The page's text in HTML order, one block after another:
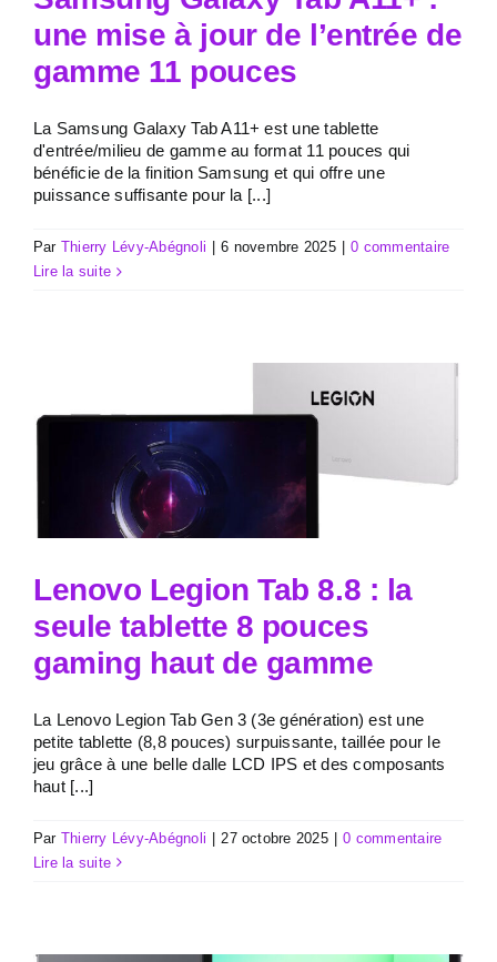
une mise à jour de l’entrée de
gamme 11 pouces
La Samsung Galaxy Tab A11+ est une tablette
d'entrée/milieu de gamme au format 11 pouces qui
bénéficie de la finition Samsung et qui offre une
puissance suffisante pour la [...]
Par Thierry Lévy-Abégnoli 6 novembre 2025
0 commentaire
Lire la suite
Lenovo Legion Tab 8.8 : la
seule tablette 8 pouces
gaming haut de gamme
La Lenovo Legion Tab Gen 3 (3e génération) est une
petite tablette (8,8 pouces) surpuissante, taillée pour le
jeu grâce à une belle dalle LCD IPS et des composants
haut [...]
Par Thierry Lévy-Abégnoli 27 octobre 2025
0 commentaire
Lire la suite